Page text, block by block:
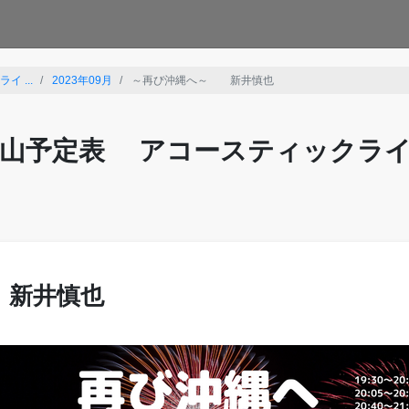
イ ... 2023年09月 ～再び沖縄へ～ 新井慎也
予定表 アコースティックラ
井慎也